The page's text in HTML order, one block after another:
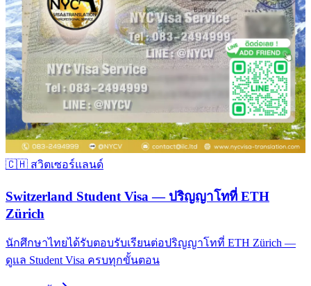
🇨🇭 สวิตเซอร์แลนด์
Switzerland Student Visa — ปริญญาโทที่ ETH
Zürich
นักศึกษาไทยได้รับตอบรับเรียนต่อปริญญาโทที่ ETH Zürich —
ดูแล Student Visa ครบทุกขั้นตอน